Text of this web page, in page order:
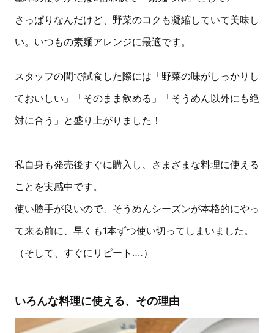
さっぱりなんだけど、野菜のコクも凝縮していて美味し
い。いつもの素麺アレンジに最適です。
スタッフの間で試食した際には「野菜の味がしっかりし
ておいしい」「そのまま飲める」「そうめん以外にも絶
対に合う」と盛り上がりました！
私自身も発売後すぐに購入し、さまざまな料理に使える
ことを実感中です。
使い勝手が良いので、そうめんシーズンが本格的にやっ
て来る前に、早くも1本ずつ使い切ってしまいました。
（そして、すぐにリピート‥‥）
いろんな料理に使える、その理由